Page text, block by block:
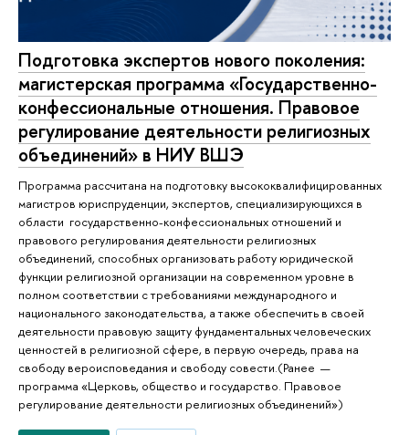
Подготовка экспертов нового поколения:
магистерская программа «Государственно-
конфессиональные отношения. Правовое
регулирование деятельности религиозных
объединений» в НИУ ВШЭ
Программа рассчитана на подготовку высококвалифицированных
магистров юриспруденции, экспертов, специализирующихся в
области государственно-конфессиональных отношений и
правового регулирования деятельности религиозных
объединений, способных организовать работу юридической
функции религиозной организации на современном уровне в
полном соответствии с требованиями международного и
национального законодательства, а также обеспечить в своей
деятельности правовую защиту фундаментальных человеческих
ценностей в религиозной сфере, в первую очередь, права на
свободу вероисповедания и свободу совести.(Ранее —
программа «Церковь, общество и государство. Правовое
регулирование деятельности религиозных объединений»)